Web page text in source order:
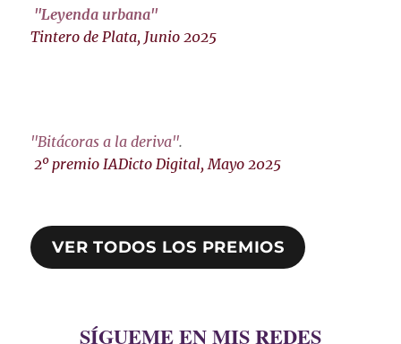
"Leyenda urbana"
Tintero de Plata, Junio 2025
"Bitácoras a la deriva".
2º premio IADicto Digital, Mayo 2025
VER TODOS LOS PREMIOS
SÍGUEME EN MIS REDES